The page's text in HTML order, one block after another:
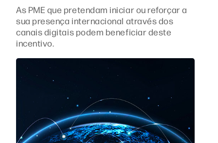
As PME que pretendam iniciar ou reforçar a
sua presença internacional através dos
canais digitais podem beneficiar deste
incentivo.